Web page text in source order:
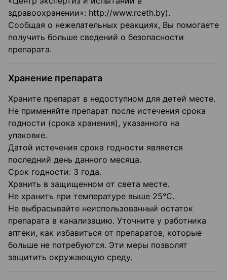
здравоохранении»: http://www.rceth.by).
Сообщая о нежелательных реакциях, Вы помогаете
получить больше сведений о безопасности
препарата.
Хранение препарата
Храните препарат в недоступном для детей месте.
Не применяйте препарат после истечения срока
годности (срока хранения), указанного на
упаковке.
Датой истечения срока годности является
последний день данного месяца.
Срок годности: 3 года.
Хранить в защищенном от света месте.
Не хранить при температуре выше 25°C.
Не выбрасывайте неиспользованный остаток
препарата в канализацию. Уточните у работника
аптеки, как избавиться от препаратов, которые
больше не потребуются. Эти меры позволят
защитить окружающую среду.